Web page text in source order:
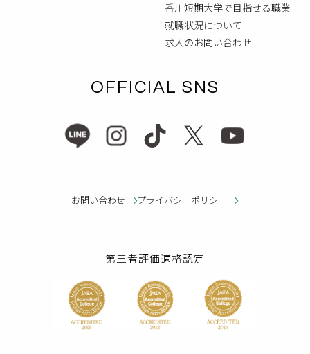
香川短期大学で目指せる職業
就職状況について
求人のお問い合わせ
OFFICIAL SNS
お問い合わせ プライバシーポリシー
第三者評価適格認定